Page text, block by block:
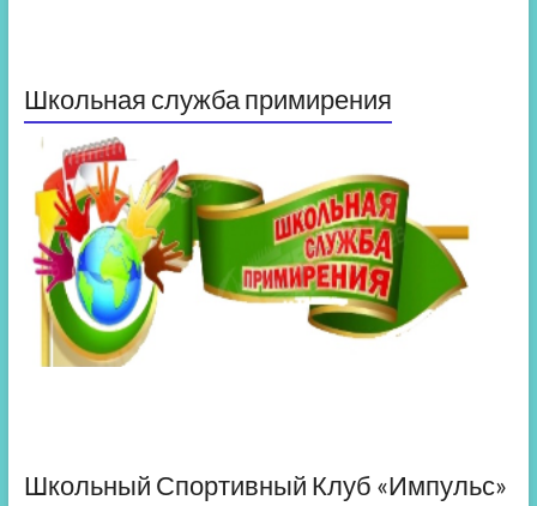
Школьная служба примирения
Школьный Спортивный Клуб «Импульс»